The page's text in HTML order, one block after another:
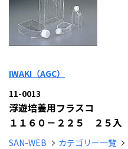
IWAKI（AGC）
11-0013
浮遊培養用フラスコ
１１６０－２２５ ２５入
SAN-WEB カテゴリー一覧